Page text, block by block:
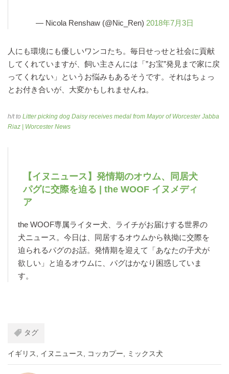
— Nicola Renshaw (@Nic_Ren) 2018年7月3日
人にも環境にも優しいワンコたち。毎日せっせと社会に貢献
してくれていますが、飼い主さんには「”お宝”発見まで家に戻
ってくれない」というお悩みもあるそうです。それはちょっ
とお付き合いが、大変かもしれませんね。
h/t to Litter picking dog Daisy receives medal from Mayor of Worcester Jabba
Riaz | Worcester News
【イヌニュース】発情期のオウム、同居犬
パグに交際を迫る | the WOOF イヌメディ
ア
the WOOF専属ライター犬、ライチがお届けする世界の
犬ニュース。今日は、同居するオウムから執拗に交際を
迫られるパグのお話。発情期を迎えて「あなたの子犬が
欲しい」と迫るオウムに、パグはかなり困惑していま
す。
タグ
イギリス イヌニュース コッカプー ミックス犬